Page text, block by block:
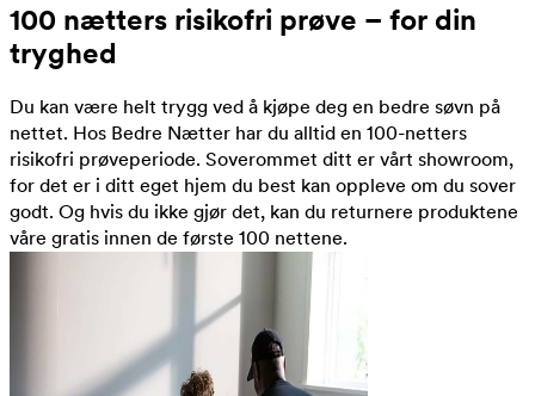
100 nætters risikofri prøve – for din
tryghed
Du kan være helt trygg ved å kjøpe deg en bedre søvn på
nettet. Hos Bedre Nætter har du alltid en 100-netters
risikofri prøveperiode. Soverommet ditt er vårt showroom,
for det er i ditt eget hjem du best kan oppleve om du sover
godt. Og hvis du ikke gjør det, kan du returnere produktene
våre gratis innen de første 100 nettene.